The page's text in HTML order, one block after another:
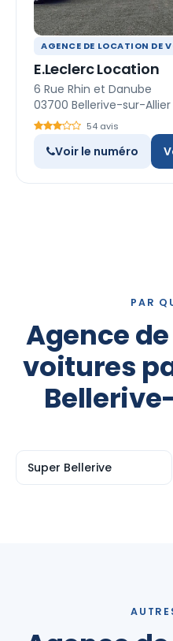
AGENCE DE LOCATION DE
E.Leclerc Location
6 Rue Rhin et Danube
03700 Bellerive-sur-Allier
54 avis
Voir le numéro
PAR
Agence
voitures
Super Bellerive